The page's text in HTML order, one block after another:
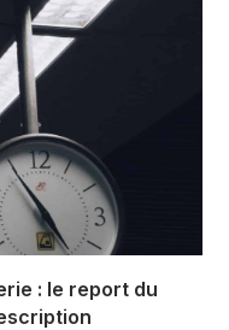
: le report du